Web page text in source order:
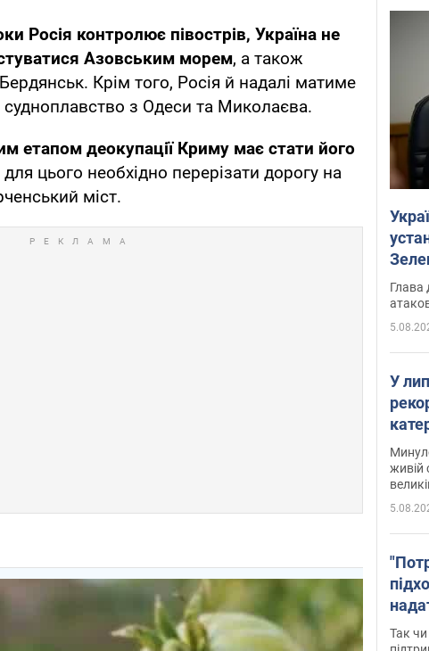
Росія контролює півострів, Україна не
Азовським морем, а також
Крім того, Росія й надалі матиме
з Одеси та Миколаєва.
етапом деокупації Криму має стати його
цього необхідно перерізати дорогу на
міст.
Глава
У
живій
Так чи